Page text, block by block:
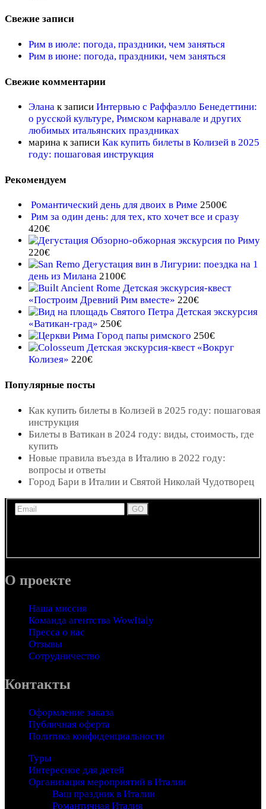
Свежие записи
Рим в июле: погода, праздники, чем заняться
Рим в июне: погода, праздники, чем заняться
Свежие комментарии
Элана к записи Интервью с Раффаэлло Бенедеттини:
о русской культуре, Римском карнавале и других
любимых итальянских праздниках
марина к записи Как купить билеты в Колизей в 2025
году: пошаговая инструкция
Рекомендуем
Романтический день для двоих в Риме 2500€
Рим за один день: для тех, кто хочет все и сразу
420€
Обзорно-обжорная экскурсия по Риму
220€
Дегустация вин в Лигурии: поездка на 1
день из Милана 2100€
Детская экскурсия-квест
«Построим Древний Рим вместе» 220€
Детская экскурсия
«Ватикан-град» 250€
Город папы римского 250€
Детская экскурсия-квест «Вокруг
Колизея» 220€
Популярные посты
Как купить билеты в Колизей в 2025 году: пошаговая
инструкция
Билеты в Ватикан в 2024 году: виды, стоимость, где
купить
Новые правила въезда в Италию в 2022 году:
вопросы и ответы
Город Бари в Италии и Святой Николай Чудотворец
О проекте
Наша миссия
Команда агентства WowItaly
Пресса о нас
Отзывы
Сотрудничество
Контакты
Оформление заказа
Публичная оферта
Политика конфиденциальности
Туры
Интересное для детей
Организация мероприятий в Италии
Ваш праздник в Италии
Романтичная Италия